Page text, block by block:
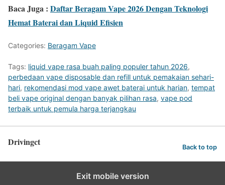
Baca Juga : Daftar Beragam Vape 2026 Dengan Teknologi
Hemat Baterai dan Liquid Efisien
Categories: Beragam Vape
Tags: liquid vape rasa buah paling populer tahun 2026,
perbedaan vape disposable dan refill untuk pemakaian sehari-
hari, rekomendasi mod vape awet baterai untuk harian, tempat
beli vape original dengan banyak pilihan rasa, vape pod
terbaik untuk pemula harga terjangkau
Drivingct Back to top
Exit mobile version